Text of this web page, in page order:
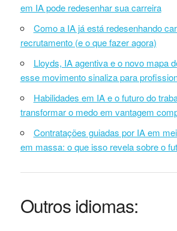
em IA pode redesenhar sua carreira
Como a IA já está redesenhando
recrutamento (e o que fazer agora)
Lloyds, IA agentiva e o novo mapa
esse movimento sinaliza para
Habilidades em IA e o futuro do
transformar o medo em vantagem
Contratações guiadas por IA em
em massa: o que isso revela sobre o
Outros idiomas: